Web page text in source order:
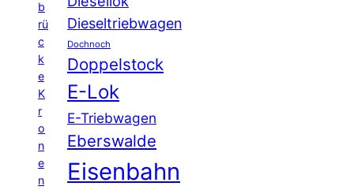
b
rü
c
k
e
K
r
o
n
e
n
Dieseltriebwagen
Dochnoch
Doppelstock
E-Lok
E-Triebwagen
Eberswalde
Eisenbahn